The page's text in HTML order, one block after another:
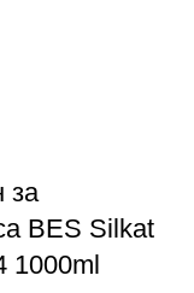
за
BES Silkat
1000ml